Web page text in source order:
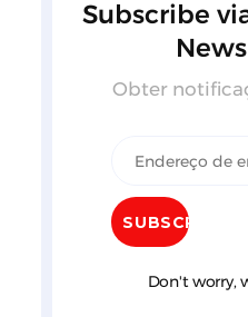
Subscribe
Obter
Don't worry,